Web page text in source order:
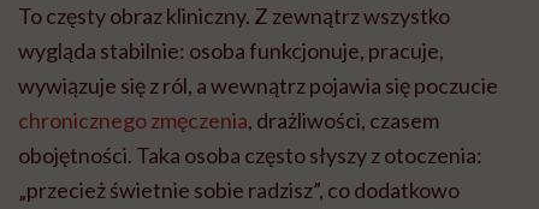
To częsty obraz kliniczny. Z zewnątrz wszystko
wygląda stabilnie: osoba funkcjonuje, pracuje,
wywiązuje się z ról, a wewnątrz pojawia się poczucie
chronicznego zmęczenia, drażliwości, czasem
obojętności. Taka osoba często słyszy z otoczenia:
„przecież świetnie sobie radzisz”, co dodatkowo